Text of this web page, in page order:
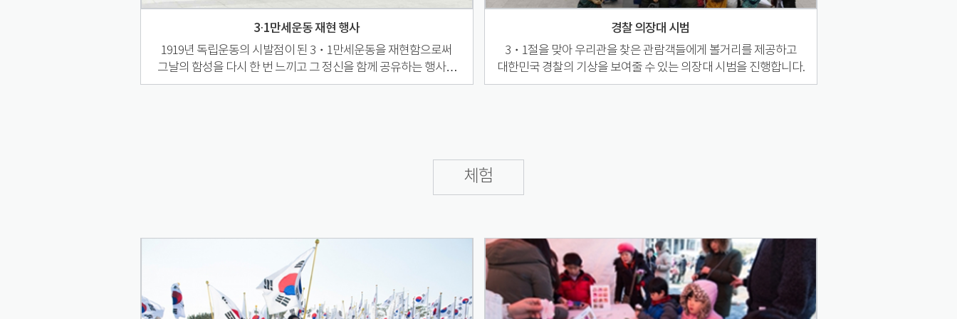
3·1만세운동 재현 행사
1919년 독립운동의 시발점이 된 3・1만세운동을 재현함으로써
그날의 함성을 다시 한 번 느끼고 그 정신을 함께 공유하는 행사를
진행합니다.
경찰 의장대 시범
3・1절을 맞아 우리관을 찾은 관람객들에게 볼거리를 제공하고
대한민국 경찰의 기상을 보여줄 수 있는 의장대 시범을 진행합니다.
체험